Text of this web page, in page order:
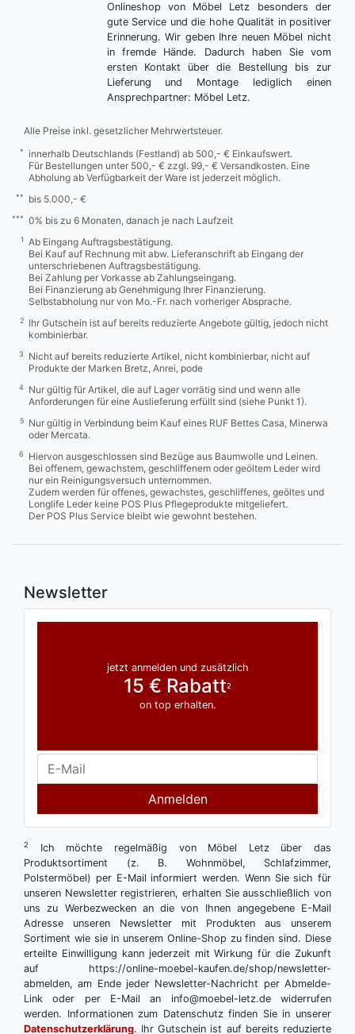
Onlineshop von Möbel Letz besonders der
gute Service und die hohe Qualität in positiver
Erinnerung. Wir geben Ihre neuen Möbel nicht
in fremde Hände. Dadurch haben Sie vom
ersten Kontakt über die Bestellung bis zur
Lieferung und Montage lediglich einen
Ansprechpartner: Möbel Letz.
Alle Preise inkl. gesetzlicher Mehrwertsteuer.
*
innerhalb Deutschlands (Festland) ab 500,- € Einkaufswert.
Für Bestellungen unter 500,- € zzgl. 99,- € Versandkosten. Eine
Abholung ab Verfügbarkeit der Ware ist jederzeit möglich.
** bis 5.000,- €
*** 0% bis zu 6 Monaten, danach je nach Laufzeit
1
Ab Eingang Auftragsbestätigung.
Bei Kauf auf Rechnung mit abw. Lieferanschrift ab Eingang der
unterschriebenen Auftragsbestätigung.
Bei Zahlung per Vorkasse ab Zahlungseingang.
Bei Finanzierung ab Genehmigung Ihrer Finanzierung.
Selbstabholung nur von Mo.-Fr. nach vorheriger Absprache.
2
Ihr Gutschein ist auf bereits reduzierte Angebote gültig, jedoch nicht
kombinierbar.
3
Nicht auf bereits reduzierte Artikel, nicht kombinierbar, nicht auf
Produkte der Marken Bretz, Anrei, pode
4
Nur gültig für Artikel, die auf Lager vorrätig sind und wenn alle
Anforderungen für eine Auslieferung erfüllt sind (siehe Punkt 1).
5
Nur gültig in Verbindung beim Kauf eines RUF Bettes Casa, Minerwa
oder Mercata.
6
Hiervon ausgeschlossen sind Bezüge aus Baumwolle und Leinen.
Bei offenem, gewachstem, geschliffenem oder geöltem Leder wird
nur ein Reinigungsversuch unternommen.
Zudem werden für offenes, gewachstes, geschliffenes, geöltes und
Longlife Leder keine POS Plus Pflegeprodukte mitgeliefert.
Der POS Plus Service bleibt wie gewohnt bestehen.
Newsletter
jetzt anmelden und zusätzlich
15 € Rabatt2
on top erhalten.
Anmelden
2
Ich möchte regelmäßig von Möbel Letz über das
Produktsortiment (z. B. Wohnmöbel, Schlafzimmer,
Polstermöbel) per E-Mail informiert werden. Wenn Sie sich für
unseren Newsletter registrieren, erhalten Sie ausschließlich von
uns zu Werbezwecken an die von Ihnen angegebene E-Mail
Adresse unseren Newsletter mit Produkten aus unserem
Sortiment wie sie in unserem Online-Shop zu finden sind. Diese
erteilte Einwilligung kann jederzeit mit Wirkung für die Zukunft
auf https://online-moebel-kaufen.de/shop/newsletter-
abmelden, am Ende jeder Newsletter-Nachricht per Abmelde-
Link oder per E-Mail an info@moebel-letz.de widerrufen
werden. Informationen zum Datenschutz finden Sie in unserer
Datenschutzerklärung. Ihr Gutschein ist auf bereits reduzierte